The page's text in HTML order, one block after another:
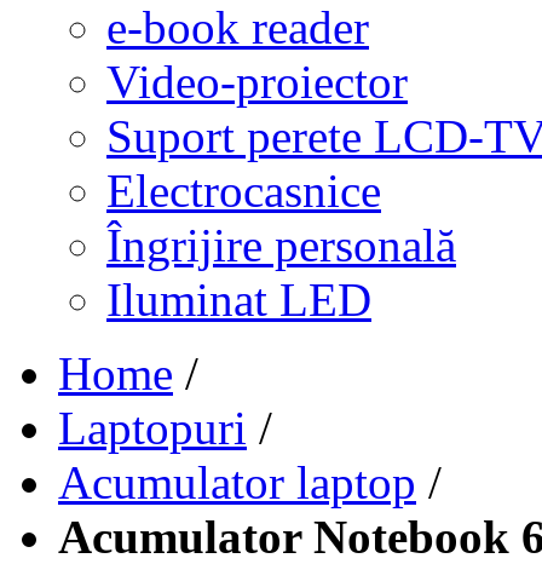
e-book reader
Video-proiector
Suport perete LCD-
Electrocasnice
Îngrijire personală
Iluminat LED
Home /
Laptopuri /
Acumulator laptop /
Acumulator Notebook